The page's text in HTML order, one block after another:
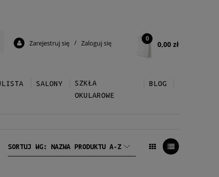
0,00 zł
0
Zarejestruj się / Zaloguj się
SALONY
SZKŁA
OKULAROWE
BLOG
SORTUJ WG: NAZWA PRODUKTU A-Z